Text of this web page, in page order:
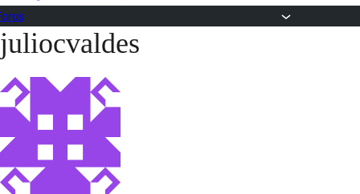
Saltar
al
contenido
juliocvaldes